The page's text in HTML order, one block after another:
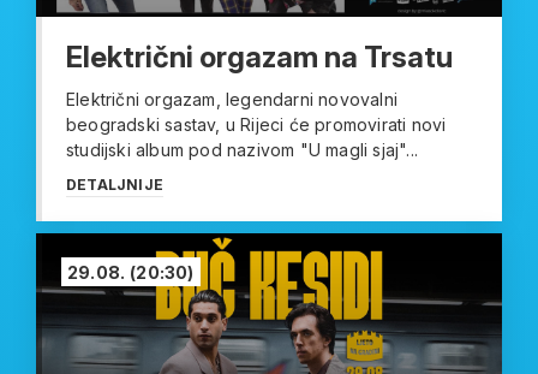
Električni orgazam na Trsatu
Električni orgazam, legendarni novovalni
beogradski sastav, u Rijeci će promovirati novi
studijski album pod nazivom "U magli sjaj"...
DETALJNIJE
29.08. (20:30)